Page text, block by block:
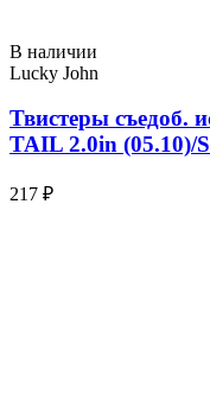
В наличии
Lucky John
Твистеры съедоб.
TAIL 2.0in (05.10)/
217 ₽